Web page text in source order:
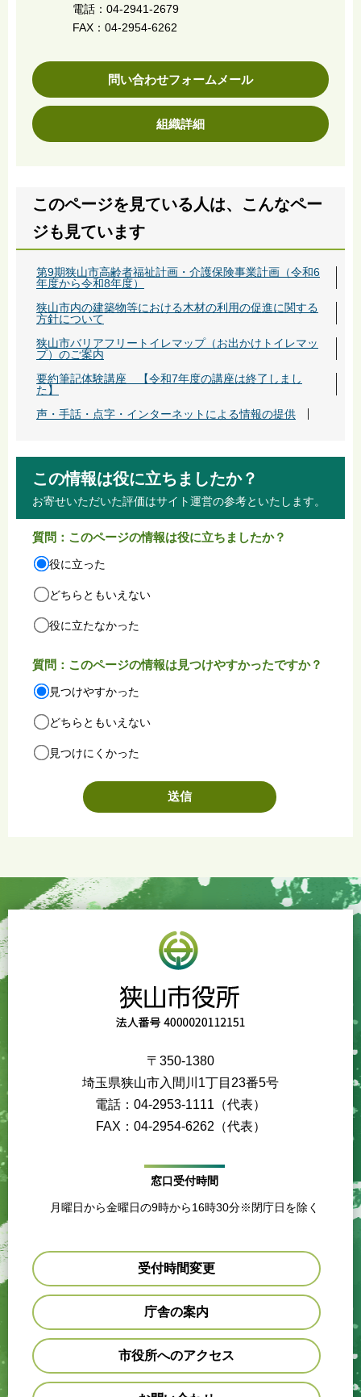
電話：04-2941-2679
FAX：04-2954-6262
問い合わせフォームメール
組織詳細
このページを見ている人は、こんなペー
ジも見ています
第9期狭山市高齢者福祉計画・介護保険事業計画（令和6
年度から令和8年度）
狭山市内の建築物等における木材の利用の促進に関する
方針について
狭山市バリアフリートイレマップ（お出かけトイレマッ
プ）のご案内
要約筆記体験講座 【令和7年度の講座は終了しまし
た】
声・手話・点字・インターネットによる情報の提供
この情報は役に立ちましたか？
お寄せいただいた評価はサイト運営の参考といたします。
質問：このページの情報は役に立ちましたか？
役に立った
どちらともいえない
役に立たなかった
質問：このページの情報は見つけやすかったですか？
見つけやすかった
どちらともいえない
見つけにくかった
〒350-1380
埼玉県狭山市入間川1丁目23番5号
電話：04-2953-1111（代表）
FAX：04-2954-6262（代表）
窓口受付時間
月曜日から金曜日の9時から16時30分※閉庁日を除く
受付時間変更
庁舎の案内
市役所へのアクセス